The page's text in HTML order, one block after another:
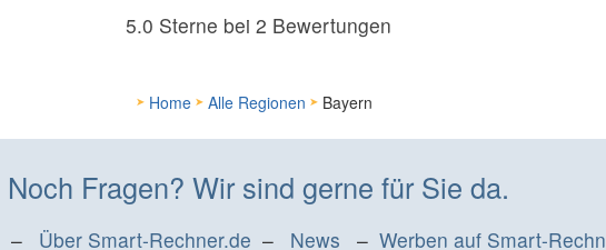
5.0 Sterne bei 2 Bewertungen
Home Alle Regionen Bayern
Noch Fragen? Wir sind gerne für Sie da.
– Über Smart-Rechner.de – News – Werben auf Smart-